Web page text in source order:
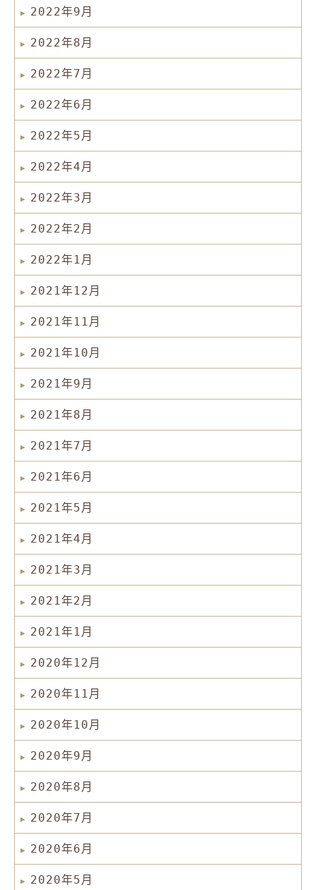
2022年9月
2022年8月
2022年7月
2022年6月
2022年5月
2022年4月
2022年3月
2022年2月
2022年1月
2021年12月
2021年11月
2021年10月
2021年9月
2021年8月
2021年7月
2021年6月
2021年5月
2021年4月
2021年3月
2021年2月
2021年1月
2020年12月
2020年11月
2020年10月
2020年9月
2020年8月
2020年7月
2020年6月
2020年5月